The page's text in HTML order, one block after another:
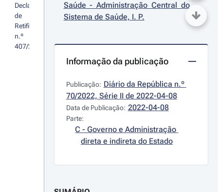
Declaração
de
Retificação
n.º
407/2022
Saúde - Administração Central do
Sistema de Saúde, I. P.
Informação da publicação
Publicação: Diário da República n.º
70/2022, Série II de 2022-04-08
Data de Publicação: 2022-04-08
Parte:
C - Governo e Administração
direta e indireta do Estado